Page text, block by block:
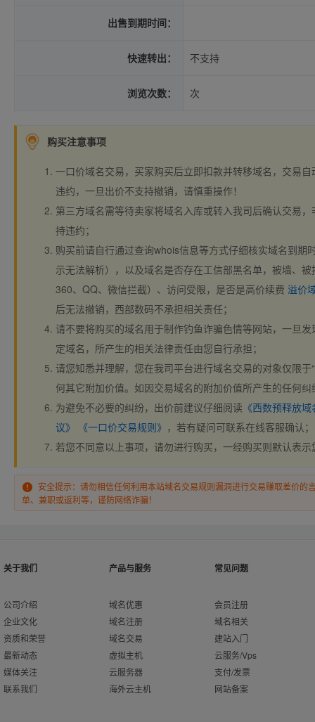
出售到期时间：
快速转出： 不支持
浏览次数： 次
购买注意事项
一口价域名交易，买家购买后立即扣款并转移域名，交易
违约，一旦出价不支持撤销，请慎重操作！
第三方域名需等待卖家将域名入库或转入我司后确认交易
持违约；
购买前请自行通过查询whois信息等方式仔细核实域名到期
示无法解析），以及域名是否存在工信部黑名单，被墙、
360、QQ、微信拦截）、访问受限，是否是高价续费 溢价
后无法撤销，西部数码不承担相关责任；
请不要将购买的域名用于制作钓鱼诈骗色情等网站，一旦
定域名，所产生的相关法律责任由您自行承担；
请您知悉并理解，您在我司平台进行域名交易的对象仅限于
何其它附加价值。如因交易域名的附加价值所产生的任何
为避免不必要的纠纷，出价前建议仔细阅读 《西数预释放
议》
《一口价交易规则》 ，若有疑问可联系在线客服确认；
若您不同意以上事项，请勿进行购买，一经购买则默认表
安全提示：请勿相信任何利用本站域名交易规则漏洞进行交易赚取差价的
单、兼职或返利等，谨防网络诈骗！
关于我们
公司介绍
企业文化
资质和荣誉
最新动态
媒体关注
联系我们
产品与服务
域名优惠
域名注册
域名交易
虚拟主机
云服务器
海外云主机
常见问题
会员注册
域名相关
建站入门
云服务/Vps
支付/发票
网站备案